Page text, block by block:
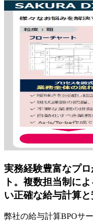
実務経験豊富なプ
ト。複数担当制に
い正確な給与計算と
弊社の給与計算BPOサ